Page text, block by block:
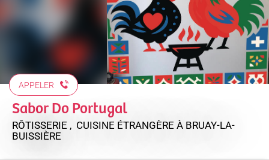
APPELER
Sabor Do Portugal
RÔTISSERIE , CUISINE ÉTRANGÈRE À BRUAY-LA-
BUISSIÈRE